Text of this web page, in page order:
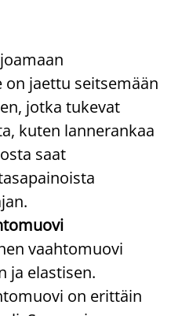
on jaettu seitsemään
jotka tukevat
kuten lannerankaa
saat
vaahtomuovi
ja elastisen.
on erittäin